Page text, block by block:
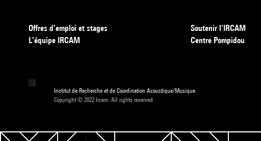
Offres d’emploi et stages
L’équipe IRCAM
Soutenir l’IRCAM
Centre Pompidou
Institut de Recherche et de Coordination Acoustique/Musique
Copyright © 2022 Ircam. All rights reserved.